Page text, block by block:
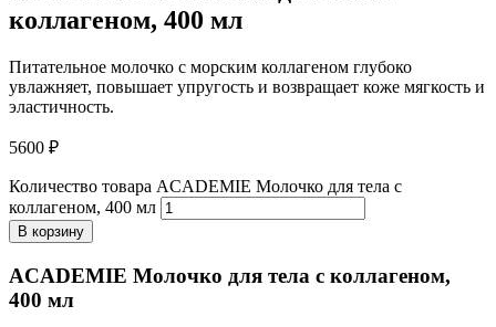
коллагеном, 400 мл
Питательное молочко с морским коллагеном глубоко
увлажняет, повышает упругость и возвращает коже мягкость и
эластичность.
5600 ₽
Количество товара ACADEMIE Молочко для тела с
коллагеном, 400 мл
В корзину
ACADEMIE Молочко для тела с коллагеном,
400 мл